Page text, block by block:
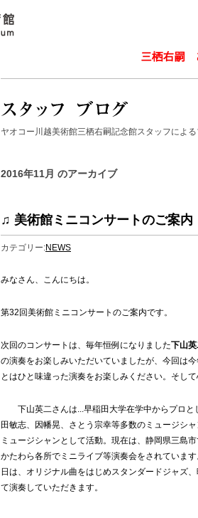
ヤオコー川越美術館三栖右嗣記念館スタッフによる
2016年11月 のアーカイブ
♫ 美術館ミニコンサートのご案内
カテゴリー:NEWS
みなさん、こんにちは。
第32回美術館ミニコンサートのご案内です。
次回のコンサートは、毎年恒例になりました下山
の演奏をお楽しみいただいていましたが、今回は
とはひと味違った演奏をお楽しみください。そ
下山英二さんは...早稲田大学在学中からプロと
田敏志、因幡晃、さとう宗幸等多数のミュージシ
ミュージシャンとして活動。現在は、静岡県三島
かたわら各所でミニライブ等演奏会をされています
日は、オリジナル曲をはじめスタンダードジャズ
て演奏していただきます。